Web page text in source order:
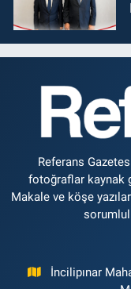
Referans
fotoğraflar kaynak
Makale ve köşe
İncilipınar